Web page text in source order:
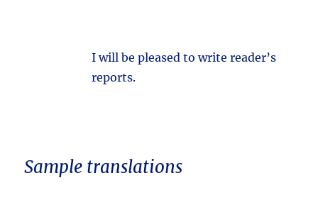
I will be pleased to write reader’s
reports.
Sample translations